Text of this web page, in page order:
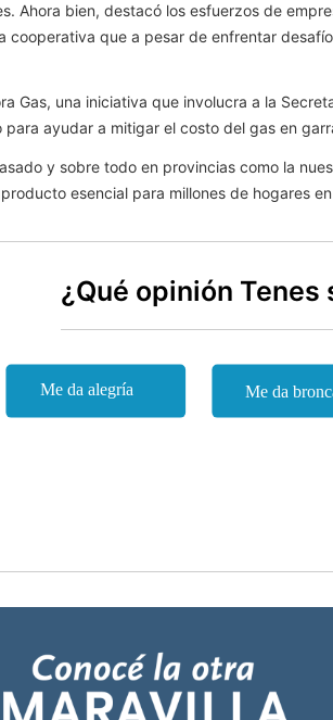
Ahora bien, destacó los esfuerzos de
cooperativa que a pesar de enfrentar
Gas, una iniciativa que involucra a la
ayudar a mitigar el costo del gas en
y sobre todo en provincias como la
esencial para millones de hogares
¿Qué opinión Tenes